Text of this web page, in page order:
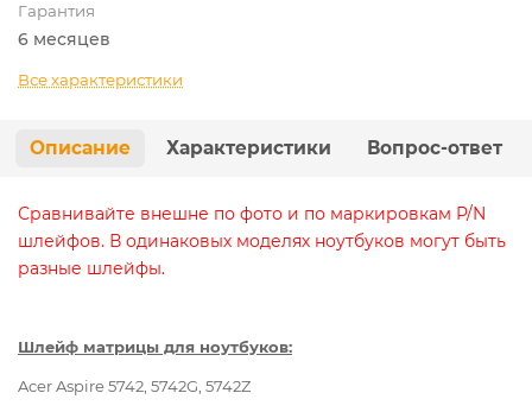
Гарантия
6 месяцев
Все характеристики
Описание Характеристики Вопрос-ответ
Сравнивайте внешне по фото и по маркировкам P/N
шлейфов. В одинаковых моделях ноутбуков могут быть
разные шлейфы.
Шлейф матрицы для ноутбуков:
Acer Aspire 5742, 5742G, 5742Z